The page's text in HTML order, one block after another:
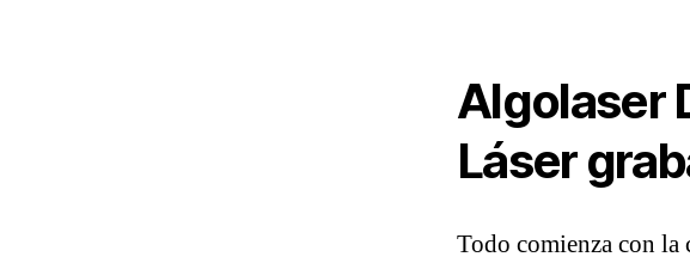
Algolaser
Láser
Todo comienza con la